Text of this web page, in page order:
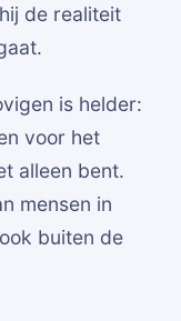
de realiteit
is helder:
voor het
alleen bent.
mensen in
buiten de